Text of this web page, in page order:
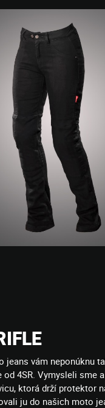
jeans vám neponúknu
od 4SR. Vymysleli sme
ktorá drží protektor
ju do našich moto